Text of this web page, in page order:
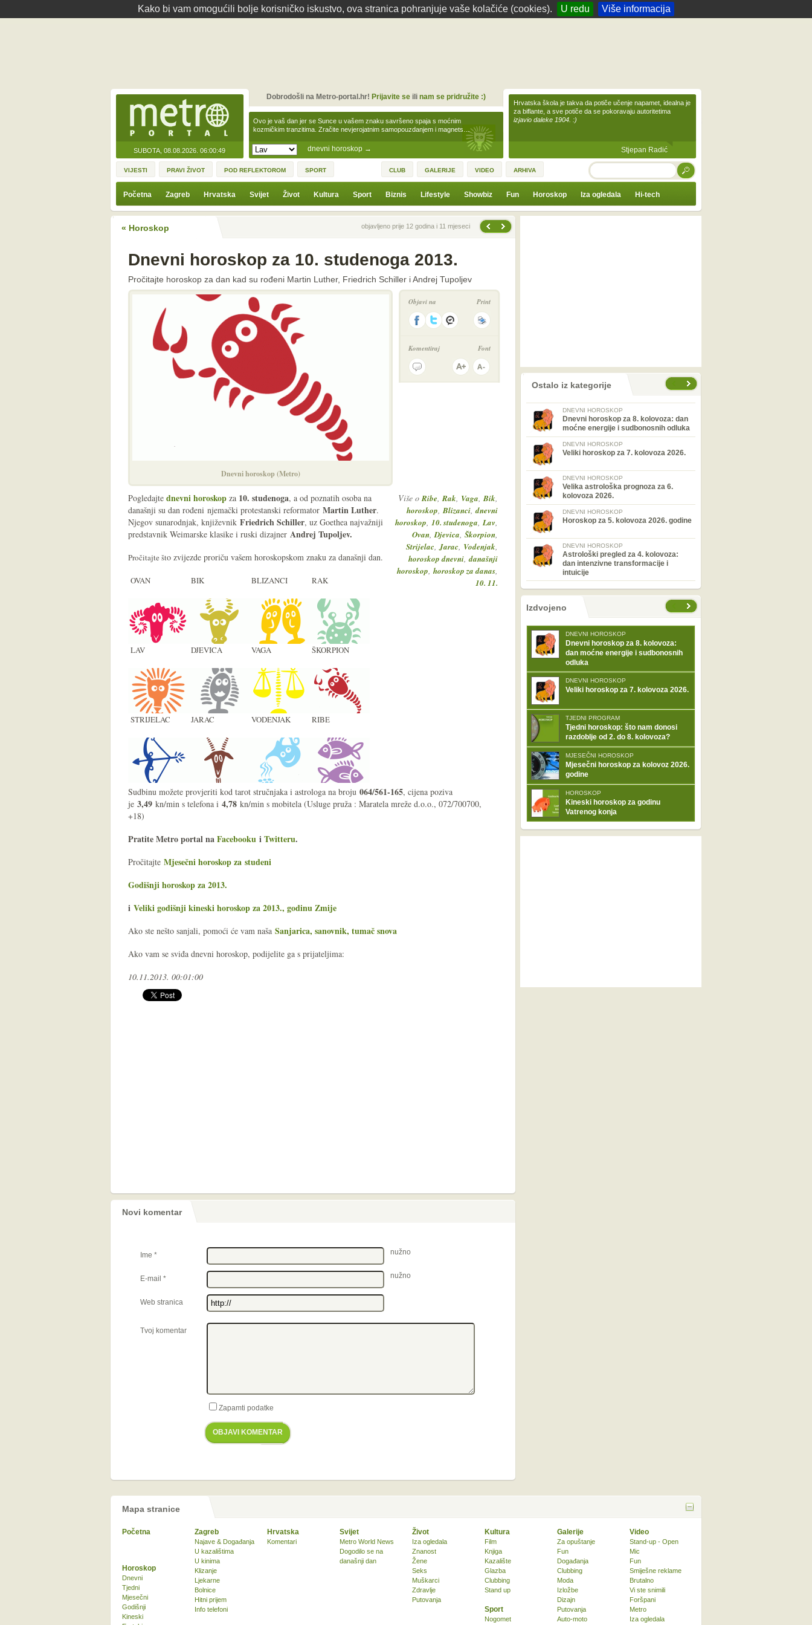
Kako bi vam omogućili bolje korisničko iskustvo, ova stranica pohranjuje vaše kolačiće (cookies). U redu Više informacija
SUBOTA, 08.08.2026. 06:00:49 dnevni horoskop →
Ovo je vaš dan jer se Sunce u vašem znaku savršeno spaja s moćnim
kozmičkim tranzitima. Zračite nevjerojatnim samopouzdanjem i magnets…
Dobrodošli na Metro-portal.hr! Prijavite seili nam se pridružite :)
Hrvatska škola je takva da potiče učenje napamet, idealna je
za biflante, a sve potiče da se pokoravaju autoritetima
izjavio daleke 1904. :)
Stjepan Radić
VIJESTI PRAVI ŽIVOT POD REFLEKTOROM SPORT CLUB GALERIJE VIDEO ARHIVA TRAŽI
Početna Zagreb Hrvatska Svijet Život Kultura Sport Biznis Lifestyle Showbiz Fun Horoskop Iza ogledala Hi-tech
« Horoskop Prethodna vijestobjavljeno prije 12 godina i 11 mjeseci
Dnevni horoskop za 10. studenoga 2013.
Pročitajte horoskop za dan kad su rođeni Martin Luther, Friedrich Schiller i Andrej Tupoljev
Dnevni horoskop (Metro)
Objavi na Print
Komentiraj Font
Više oRibe,Rak, Vaga,Bik,
horoskop,Blizanci,dnevni
horoskop, 10. studenoga,Lav,
Ovan,Djevica, Škorpion,
Strijelac,Jarac, Vodenjak,
horoskop dnevni,današnji
horoskop, horoskop za danas,
10. 11.
Pogledajte dnevni horoskop za 10. studenoga, a od poznatih osoba na
današnji su dan rođeni njemački protestanski reformator Martin Luther.
Njegov sunarodnjak, književnik Friedrich Schiller, uz Goethea najvažniji
predstavnik Weimarske klasike i ruski dizajner Andrej Tupoljev.
Pročitajte što zvijezde proriču vašem horoskopskom znaku za današnji dan.
OVAN BIK BLIZANCI RAK
LAV DJEVICA VAGA ŠKORPION
STRIJELAC JARAC VODENJAK RIBE
Sudbinu možete provjeriti kod tarot stručnjaka i astrologa na broju 064/561-165, cijena poziva
je 3,49 kn/min s telefona i 4,78 kn/min s mobitela (Usluge pruža : Maratela mreže d.o.o., 072/700700,
+18)
Pratite Metro portal naFacebooku iTwitteru.
Pročitajte Mjesečni horoskop za studeni
Godišnji horoskop za 2013.
i Veliki godišnji kineski horoskop za 2013., godinu Zmije
Ako ste nešto sanjali, pomoći će vam naša Sanjarica, sanovnik, tumač snova
Ako vam se sviđa dnevni horoskop, podijelite ga s prijateljima:
10.11.2013. 00:01:00
Novi komentar
Ime * nužno
E-mail * nužno
Web stranica
Tvoj komentar
Zapamti podatke
OBJAVI KOMENTAR
prethodno Ostalo iz kategorije
DNEVNI HOROSKOP
Dnevni horoskop za 8. kolovoza: dan
moćne energije i sudbonosnih odluka
DNEVNI HOROSKOP
Veliki horoskop za 7. kolovoza 2026.
DNEVNI HOROSKOP
Velika astrološka prognoza za 6.
kolovoza 2026.
DNEVNI HOROSKOP
Horoskop za 5. kolovoza 2026. godine
DNEVNI HOROSKOP
Astrološki pregled za 4. kolovoza:
dan intenzivne transformacije i
intuicije
nema prethodne stranice
sljedećeIzdvojeno
DNEVNI HOROSKOP
Dnevni horoskop za 8. kolovoza:
dan moćne energije i sudbonosnih
odluka
DNEVNI HOROSKOP
Veliki horoskop za 7. kolovoza 2026.
TJEDNI PROGRAM
Tjedni horoskop: što nam donosi
razdoblje od 2. do 8. kolovoza?
MJESEČNI HOROSKOP
Mjesečni horoskop za kolovoz 2026.
godine
HOROSKOP
Kineski horoskop za godinu
Vatrenog konja
Mapa stranice
Početna Zagreb
Najave & Događanja
U kazalištima
U kinima
Klizanje
Ljekarne
Bolnice
Hitni prijem
Info telefoni
Hrvatska
Komentari
Svijet
Metro World News
Dogodilo se na
današnji dan
Život
Iza ogledala
Znanost
Žene
Seks
Muškarci
Zdravlje
Putovanja
Kultura
Film
Knjiga
Kazalište
Glazba
Clubbing
Stand up
Sport
Nogomet
Horoskop
Dnevni
Tjedni
Mjesečni
Godišnji
Kineski
Galerije
Za opuštanje
Fun
Događanja
Clubbing
Moda
Izložbe
Dizajn
Putovanja
Auto-moto
Video
Stand-up - Open
Mic
Fun
Smiješne reklame
Brutalno
Vi ste snimili
Foršpani
Metro
Iza ogledala